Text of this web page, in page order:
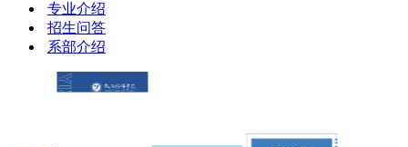
专业介绍
招生问答
系部介绍